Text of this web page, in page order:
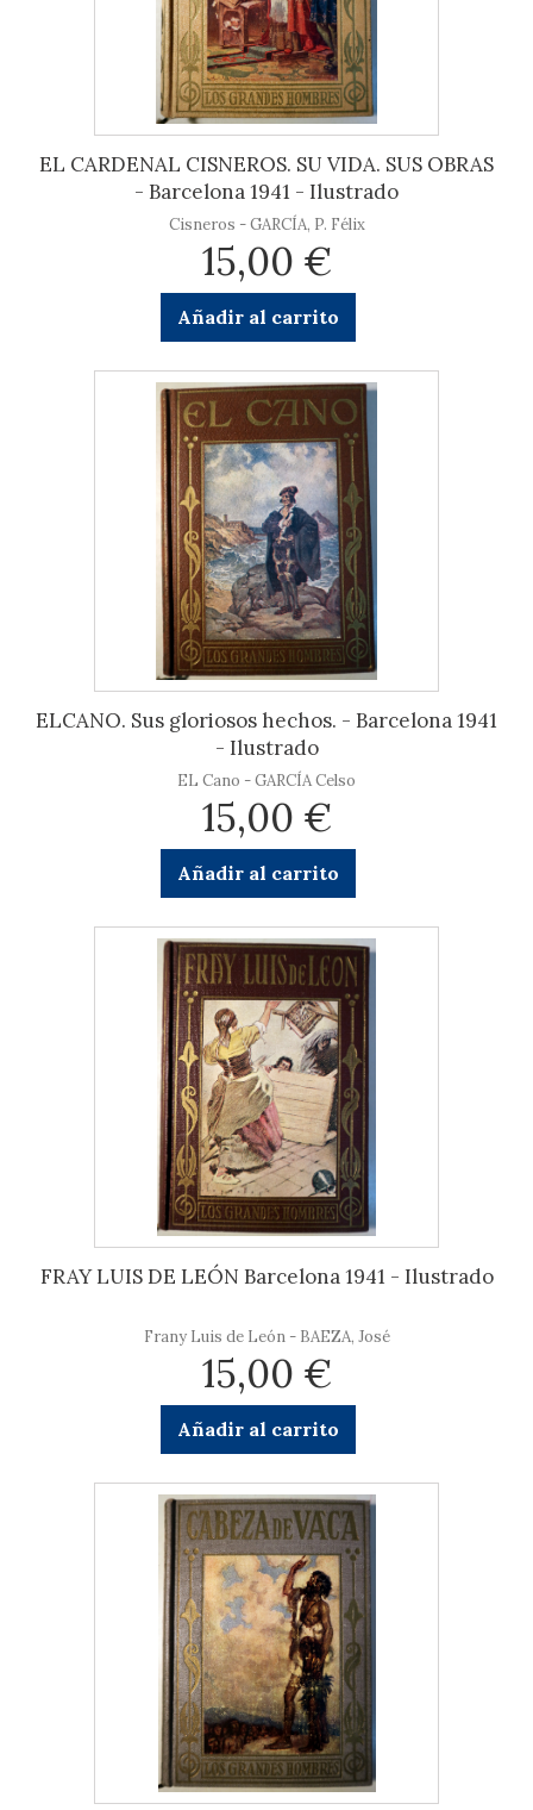
EL CARDENAL CISNEROS. SU VIDA. SUS OBRAS
- Barcelona 1941 - Ilustrado
Cisneros - GARCÍA, P. Félix
15,00 €
Añadir al carrito
ELCANO. Sus gloriosos hechos. - Barcelona 1941
- Ilustrado
EL Cano - GARCÍA Celso
15,00 €
Añadir al carrito
FRAY LUIS DE LEÓN Barcelona 1941 - Ilustrado
Frany Luis de León - BAEZA, José
15,00 €
Añadir al carrito